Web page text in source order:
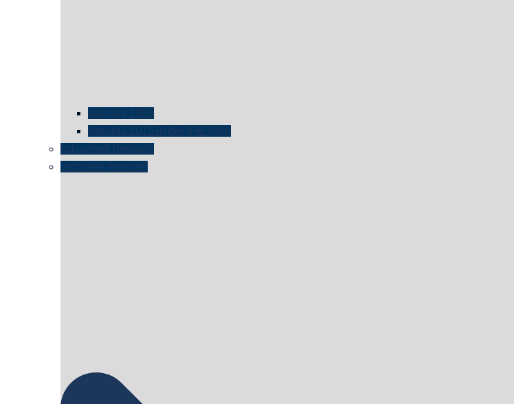
istanbul 1995
Istanbul 2015 in der IHK Köln
schwimmt Neptun?
„schnelle Antwort“